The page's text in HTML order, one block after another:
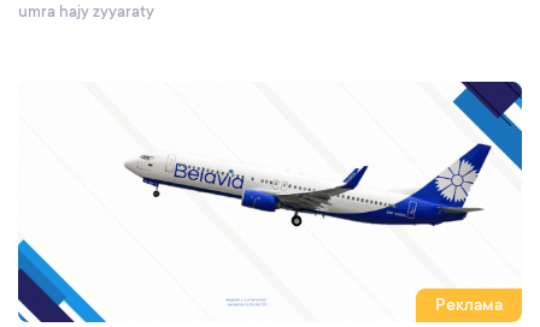
umra hajy zyyaraty
Реклама